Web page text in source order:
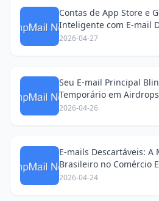
Contas de App Store e
Inteligente com E-mail
2026-04-27
Seu E-mail Principal
Temporário em
2026-04-26
E-mails Descartáveis:
Brasileiro no Comércio
2026-04-24